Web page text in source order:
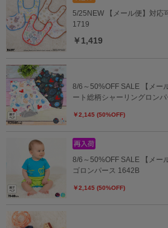
5/25NEW 【メール便】対応
1719
￥1,419
8/6～50%OFF SALE 【メー
ート総柄シャーリングロン
￥2,145 (50%OFF)
8/6～50%OFF SALE 【メー
ゴロンパース 1642B
￥2,145 (50%OFF)